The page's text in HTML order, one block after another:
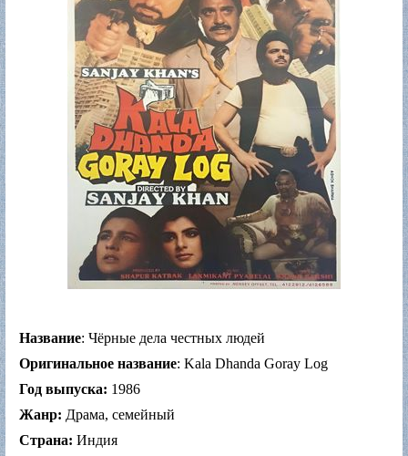
Название: Чёрные дела честных людей
Оригинальное название: Kala Dhanda Goray Log
Год выпуска: 1986
Жанр: Драма, семейный
Страна: Индия